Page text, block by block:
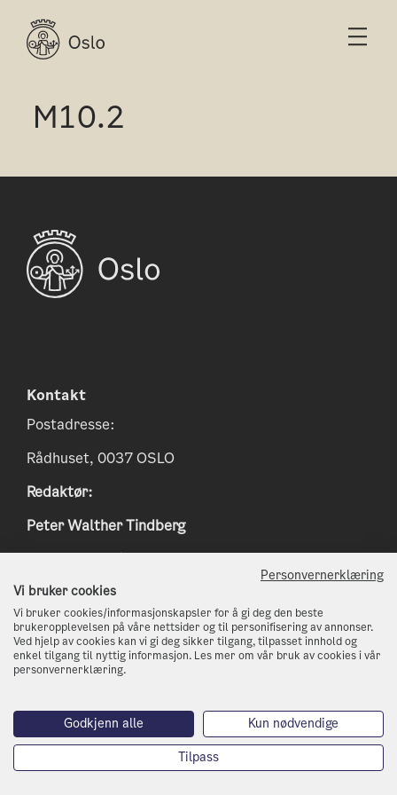
M10.2
Kontakt
Postadresse:
Rådhuset, 0037 OSLO
Redaktør:
Peter Walther Tindberg
Epost:peter.tindberg@osloskolen.no
www.klimaoslo.no
postmottak@kli.oslo.kommune.no
http://www.oslo.kommune.no
Personvernerklæring
Vi bruker cookies
Vi bruker cookies/informasjonskapsler for å gi deg den beste
brukeropplevelsen på våre nettsider og til personifisering av annonser.
Ved hjelp av cookies kan vi gi deg sikker tilgang, tilpasset innhold og
enkel tilgang til nyttig informasjon. Les mer om vår bruk av cookies i vår
personvernerklæring.
Godkjenn alle
Kun nødvendige
Tilpass